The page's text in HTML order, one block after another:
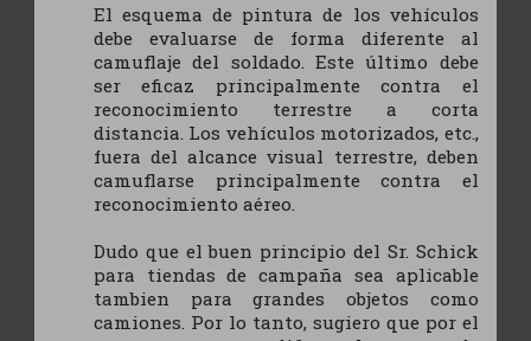
El esquema de pintura de los vehículos
debe evaluarse de forma diferente al
camuflaje del soldado. Este último debe
ser eficaz principalmente contra el
reconocimiento terrestre a corta
distancia. Los vehículos motorizados, etc.,
fuera del alcance visual terrestre, deben
camuflarse principalmente contra el
reconocimiento aéreo.
Dudo que el buen principio del Sr. Schick
para tiendas de campaña sea aplicable
tambien para grandes objetos como
camiones. Por lo tanto, sugiero que por el